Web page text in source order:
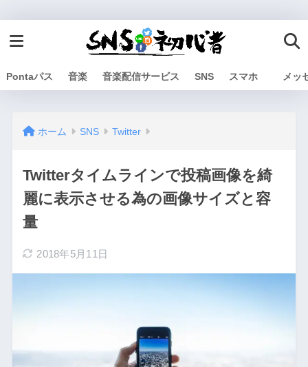
Pontaパス 音楽 音楽配信サービス SNS スマホ メッ
ホーム SNS Twitter
Twitterタイムラインで投稿画像を綺
麗に表示させる為の画像サイズと容
量
2018年5月11日